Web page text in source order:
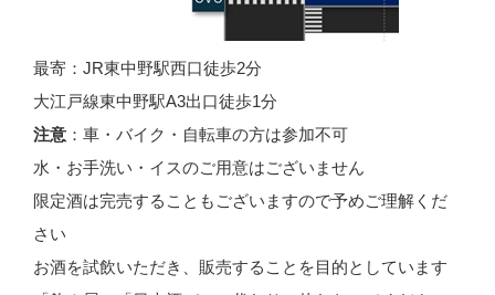
最寄：JR東中野駅西口徒歩2分
大江戸線東中野駅A3出口徒歩1分
注意 ：車・バイク・自転車の方は参加不可
水・お手洗い・イスのご用意はございません
限定酒は完売することもございますので予めご理解くだ
さい
お酒を試飲いただき、販売することを目的としています